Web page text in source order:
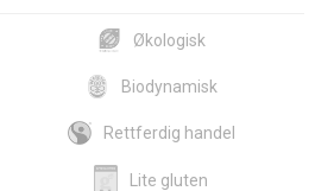
Økologisk
Biodynamisk
Rettferdig handel
Lite gluten